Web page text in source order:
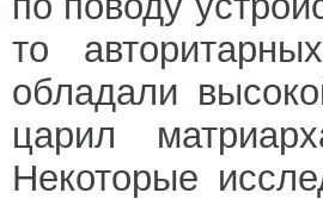
то
обладали
царил
Некоторые